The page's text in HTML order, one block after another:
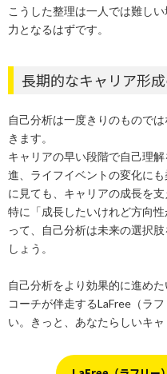
こうした整理は一人では難し
力となるはずです。
長期的なキャリア形
自己分析は一度きりのもので
きます。
キャリアの早い段階で自己理
進、ライフイベントの変化に
に見ても、キャリアの成長を支
特に「成長したいけれど方向
って、自己分析は未来の選択
しょう。
自己分析をより効果的に進め
コーチが伴走するLaFree（ラ
い。きっと、あなたらしいキ